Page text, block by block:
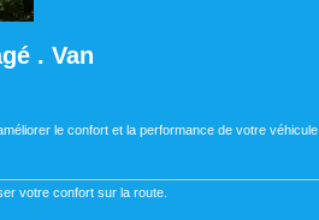
. Van
le confort et la performance de votre véhicule.
votre confort sur la route.